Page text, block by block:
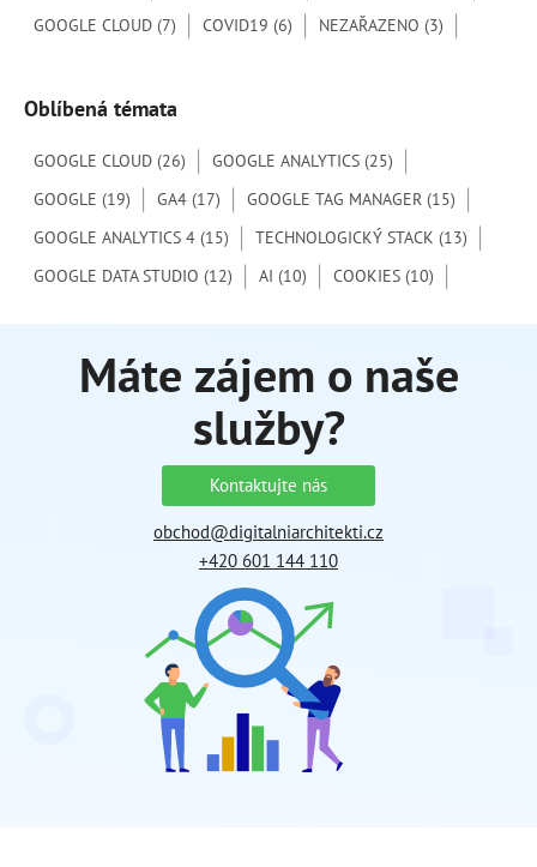
GOOGLE CLOUD (7) COVID19 (6) NEZAŘAZENO (3)
Oblíbená témata
GOOGLE CLOUD (26) GOOGLE ANALYTICS (25)
GOOGLE (19) GA4 (17) GOOGLE TAG MANAGER (15)
GOOGLE ANALYTICS 4 (15) TECHNOLOGICKÝ STACK (13)
GOOGLE DATA STUDIO (12) AI (10) COOKIES (10)
Máte zájem o naše
služby?
Kontaktujte nás
obchod@digitalniarchitekti.cz
+420 601 144 110